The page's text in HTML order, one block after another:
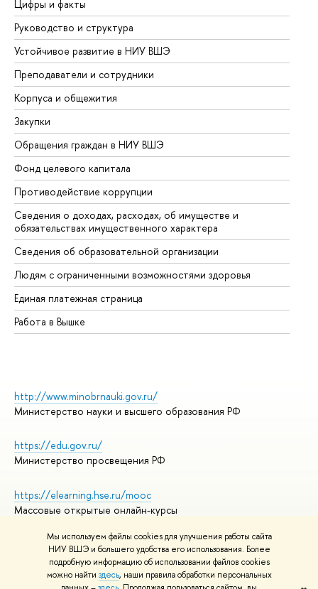
Мы используем файлы cookies для улучшения работы сайта
НИУ ВШЭ и большего удобства его использования. Более
подробную информацию об использовании файлов cookies
можно найти здесь, наши правила обработки персональных
Цифры и факты
Руководство и структура
Устойчивое развитие в НИУ ВШЭ
Преподаватели и сотрудники
Корпуса и общежития
Закупки
Обращения граждан в НИУ ВШЭ
Фонд целевого капитала
Противодействие коррупции
Сведения о доходах, расходах, об имуществе и
обязательствах имущественного характера
Сведения об образовательной организации
Людям с ограниченными возможностями здоровья
Единая платежная страница
Работа в Вышке
http://www.minobrnauki.gov.ru/
Министерство науки и высшего образования РФ
https://edu.gov.ru/
Министерство просвещения РФ
https://elearning.hse.ru/mooc
Массовые открытые онлайн-курсы
© НИУ ВШЭ 1993–2026
Адреса и контакты
Условия использования материалов